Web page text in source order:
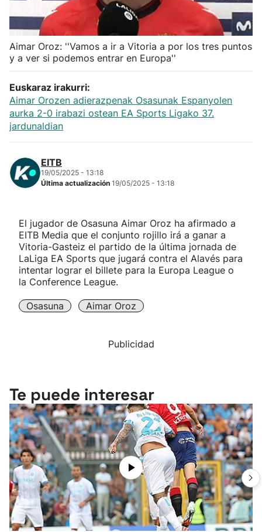
Balonmano
Kirolak 360
Atletismo
Carreras de montaña
Más deportes
"Helmuga"
Aimar Oroz: ''Vamos a ir a Vitoria a por los tres puntos
y a ver si podemos entrar en Europa''
Euskaraz irakurri:
Aimar Orozen adierazpenak Osasunak Espanyolen
aurka 2-0 irabazi ostean EA Sports Ligako 37.
jardunaldian
EITB
19/05/2025 - 13:18
Última actualización 19/05/2025 - 13:18
El jugador de Osasuna Aimar Oroz ha afirmado a
EITB Media que el conjunto rojillo irá a ganar a
Vitoria-Gasteiz el partido de la última jornada de
LaLiga EA Sports que jugará contra el Alavés para
intentar lograr el billete para la Europa League o
la Conference League.
Osasuna Aimar Oroz
Publicidad
Te puede interesar